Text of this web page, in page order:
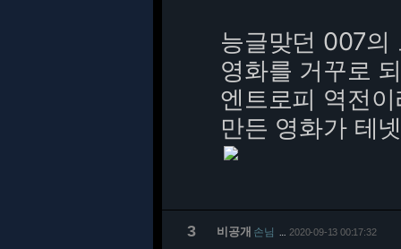
능글맞던 007의
영화를 거꾸로
엔트로피 역전
만든 영화가 테
3 비공개 손님 2020-09-13 00:17:32